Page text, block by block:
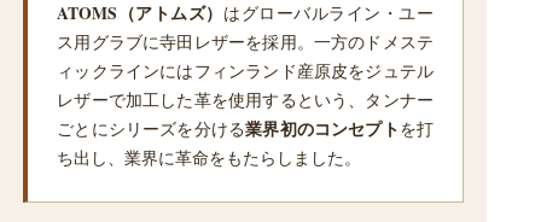
ATOMS（アトムズ） はグローバルライン・ユー
ス用グラブに寺田レザーを採用。一方のドメステ
ィックラインにはフィンランド産原皮をジュテル
レザーで加工した革を使用するという、タンナー
ごとにシリーズを分ける業界初のコンセプトを打
ち出し、業界に革命をもたらしました。